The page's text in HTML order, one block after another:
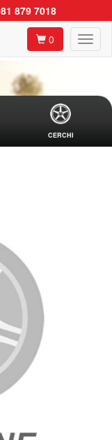
879 7018
0
CERCHI